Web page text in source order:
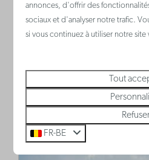
produits agricoles et les
mêmes.
annonces, d'offrir des
sociaux et d'analyser notre trafic.
si vous continuez à utiliser notre site
Tout
FR-BE